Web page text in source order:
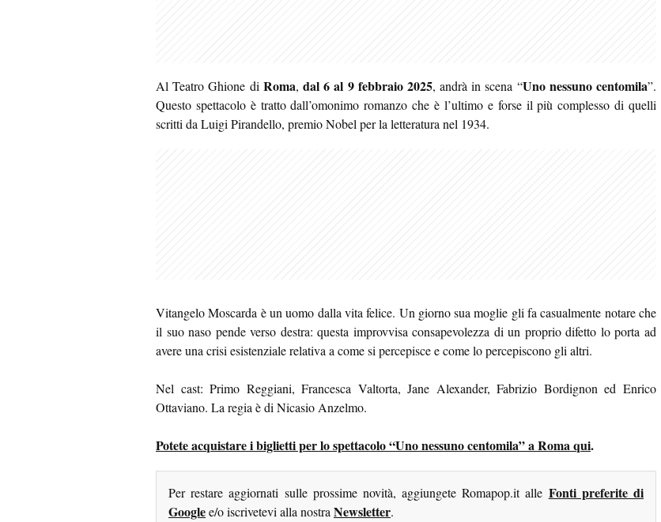
Al Teatro Ghione di Roma, dal 6 al 9 febbraio 2025, andrà in scena “Uno nessuno centomila”.
Questo spettacolo è tratto dall’omonimo romanzo che è l’ultimo e forse il più complesso di quelli
scritti da Luigi Pirandello, premio Nobel per la letteratura nel 1934.
Vitangelo Moscarda è un uomo dalla vita felice. Un giorno sua moglie gli fa casualmente notare che
il suo naso pende verso destra: questa improvvisa consapevolezza di un proprio difetto lo porta ad
avere una crisi esistenziale relativa a come si percepisce e come lo percepiscono gli altri.
Nel cast: Primo Reggiani, Francesca Valtorta, Jane Alexander, Fabrizio Bordignon ed Enrico
Ottaviano. La regia è di Nicasio Anzelmo.
Potete acquistare i biglietti per lo spettacolo “Uno nessuno centomila” a Roma qui.
Per restare aggiornati sulle prossime novità, aggiungete Romapop.it alle Fonti preferite di
Googlee/o iscrivetevi alla nostraNewsletter.